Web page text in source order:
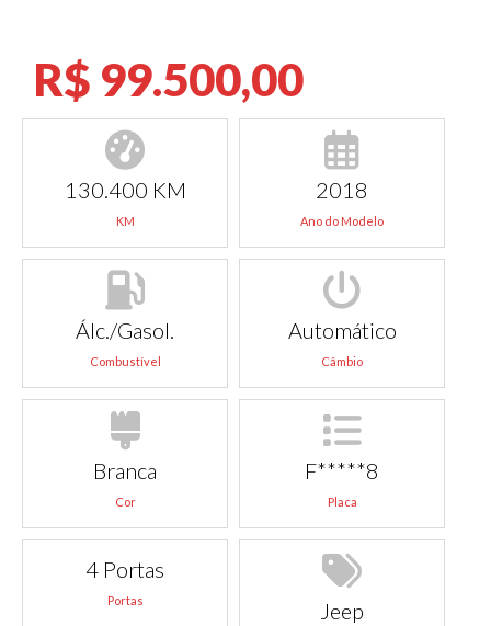
R$ 99.500,00
130.400 KM
KM
2018
Ano do Modelo
Álc./Gasol.
Combustível
Automático
Câmbio
Branca
Cor
F*****8
Placa
4 Portas
Portas Jeep